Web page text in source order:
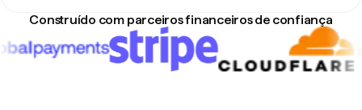
Construído com parceiros financeiros de confiança